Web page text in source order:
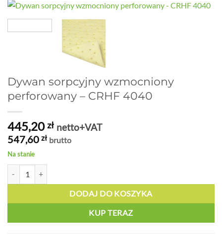
Dywan sorpcyjny wzmocniony
perforowany – CRHF 4040
445,20zł netto+VAT
547,60 zł brutto
Na stanie
DODAJ DO KOSZYKA
KUP TERAZ